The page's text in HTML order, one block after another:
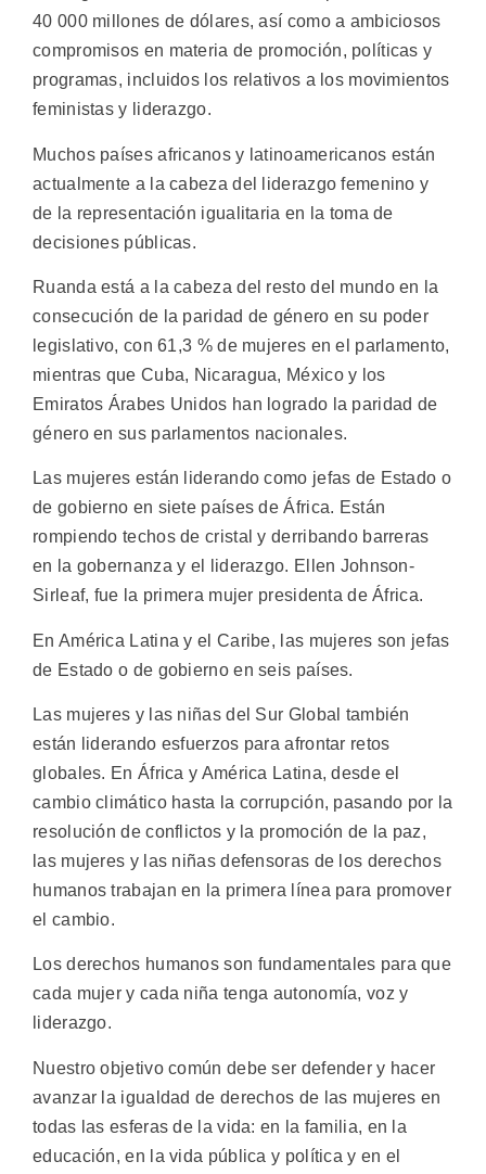
40 000 millones de dólares, así como a ambiciosos
compromisos en materia de promoción, políticas y
programas, incluidos los relativos a los movimientos
feministas y liderazgo.
Muchos países africanos y latinoamericanos están
actualmente a la cabeza del liderazgo femenino y
de la representación igualitaria en la toma de
decisiones públicas.
Ruanda está a la cabeza del resto del mundo en la
consecución de la paridad de género en su poder
legislativo, con 61,3 % de mujeres en el parlamento,
mientras que Cuba, Nicaragua, México y los
Emiratos Árabes Unidos han logrado la paridad de
género en sus parlamentos nacionales.
Las mujeres están liderando como jefas de Estado o
de gobierno en siete países de África. Están
rompiendo techos de cristal y derribando barreras
en la gobernanza y el liderazgo. Ellen Johnson-
Sirleaf, fue la primera mujer presidenta de África.
En América Latina y el Caribe, las mujeres son jefas
de Estado o de gobierno en seis países.
Las mujeres y las niñas del Sur Global también
están liderando esfuerzos para afrontar retos
globales. En África y América Latina, desde el
cambio climático hasta la corrupción, pasando por la
resolución de conflictos y la promoción de la paz,
las mujeres y las niñas defensoras de los derechos
humanos trabajan en la primera línea para promover
el cambio.
Los derechos humanos son fundamentales para que
cada mujer y cada niña tenga autonomía, voz y
liderazgo.
Nuestro objetivo común debe ser defender y hacer
avanzar la igualdad de derechos de las mujeres en
todas las esferas de la vida: en la familia, en la
educación, en la vida pública y política y en el